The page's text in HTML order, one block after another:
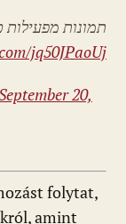
תמונות מפעילות
jq50JPaoUj
20,
folytat,
amint